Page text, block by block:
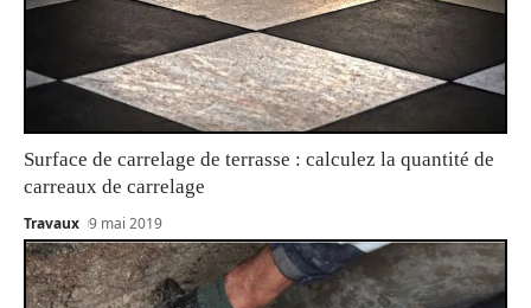
Surface de carrelage de terrasse : calculez la quantité de
carreaux de carrelage
Travaux 9 mai 2019